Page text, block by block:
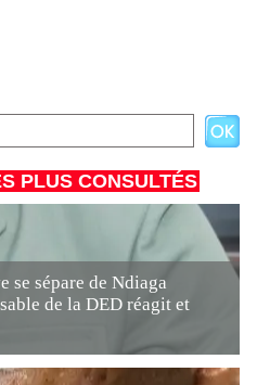
PLUS CONSULTÉS
se sépare de Ndiaga
de la DED réagit et